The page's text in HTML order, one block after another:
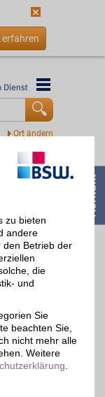
erfahren
zu
im
das
sichern.
zu bieten
andere
den Betrieb der
die
und
Sie
beachten Sie,
nicht mehr alle
Weitere